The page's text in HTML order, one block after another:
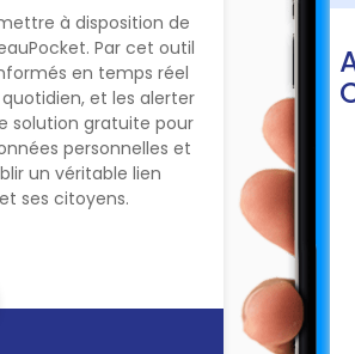
à disposition de
Par cet outil
en temps réel
et les alerter
solution gratuite pour
personnelles et
un véritable lien
ses citoyens.